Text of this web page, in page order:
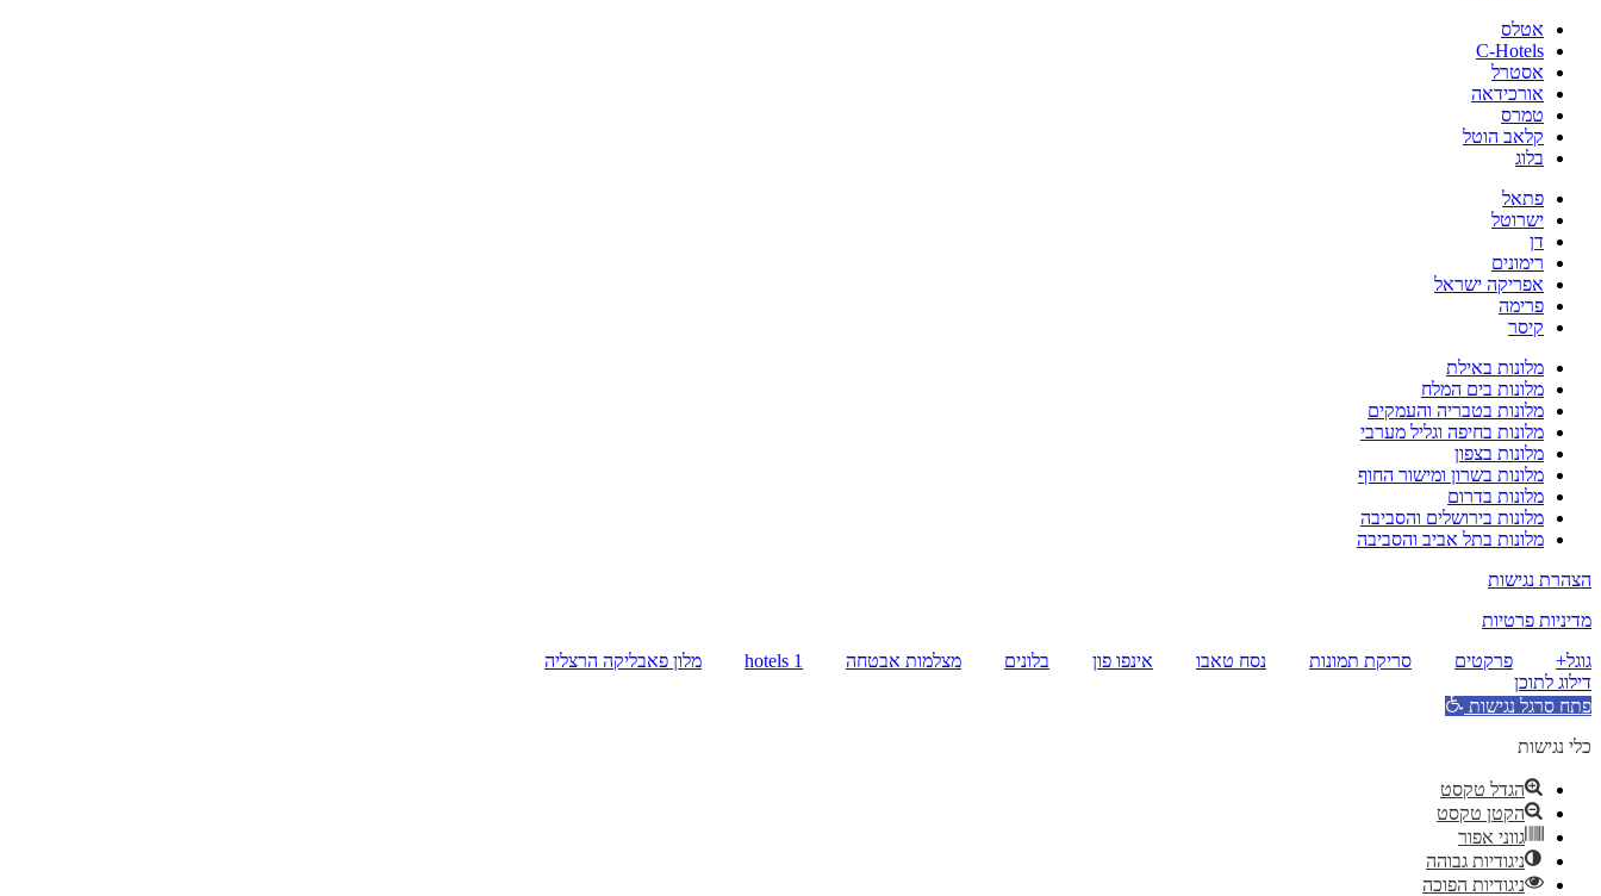
אטלס
C-Hotels
אסטרל
אורכידאה
טמרס
קלאב הוטל
בלוג
פתאל
ישרוטל
דן
רימונים
אפריקה ישראל
פרימה
קיסר
מלונות באילת
מלונות בים המלח
מלונות בטבריה והעמקים
מלונות בחיפה וגליל מערבי
מלונות בצפון
מלונות בשרון ומישור החוף
מלונות בדרום
מלונות בירושלים והסביבה
מלונות בתל אביב והסביבה
הצהרת נגישות
מדיניות פרטיות
גוגל+
פרקטים סריקת תמונות נסח טאבו אינפו פון בלונים מצלמות אבטחה hotels 1
מלון פאבליקה הרצליה
דילוג לתוכן
פתח סרגל נגישות
כלי נגישות
הגדל טקסט
הקטן טקסט
גווני אפור
ניגודיות גבוהה
ניגודיות הפוכה